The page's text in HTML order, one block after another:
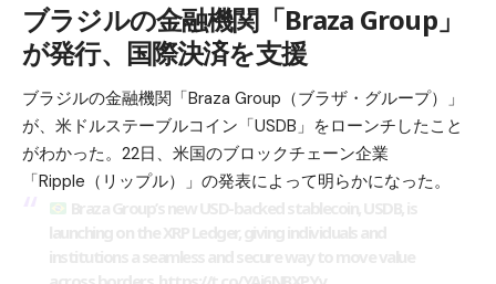
ブラジルの金融機関「Braza Group」
が発行、国際決済を支援
ブラジルの金融機関「Braza Group（ブラザ・グループ）」
が、米ドルステーブルコイン「USDB」をローンチしたこと
がわかった。22日、米国のブロックチェーン企業
「Ripple（リップル）」の発表によって明らかになった。